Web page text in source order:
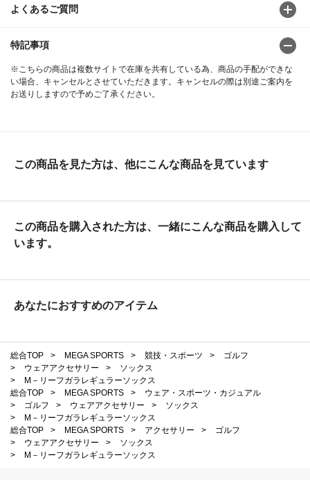
よくあるご質問
特記事項
※こちらの商品は複数サイトで在庫を共有している為、商品の手配ができな
い場合、キャンセルとさせていただきます。キャンセルの際は別途ご案内を
お送りしますので予めご了承ください。
この商品を見た方は、他にこんな商品を見ています
この商品を購入された方は、一緒にこんな商品を購入して
います。
あなたにおすすめのアイテム
総合TOP > MEGA SPORTS > 競技・スポーツ >
ゴルフ
>
ウェアアクセサリー >
ソックス
>
M－リーフガラレギュラーソックス
総合TOP
> MEGA SPORTS >
ウェア・スポーツ・カジュアル
>
ゴルフ > ウェアアクセサリー >
ソックス
>
M－リーフガラレギュラーソックス
総合TOP
> MEGA SPORTS > アクセサリー >
ゴルフ
>
ウェアアクセサリー >
ソックス
>
M－リーフガラレギュラーソックス